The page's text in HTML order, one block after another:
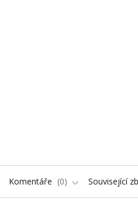
Komentáře 0 Související